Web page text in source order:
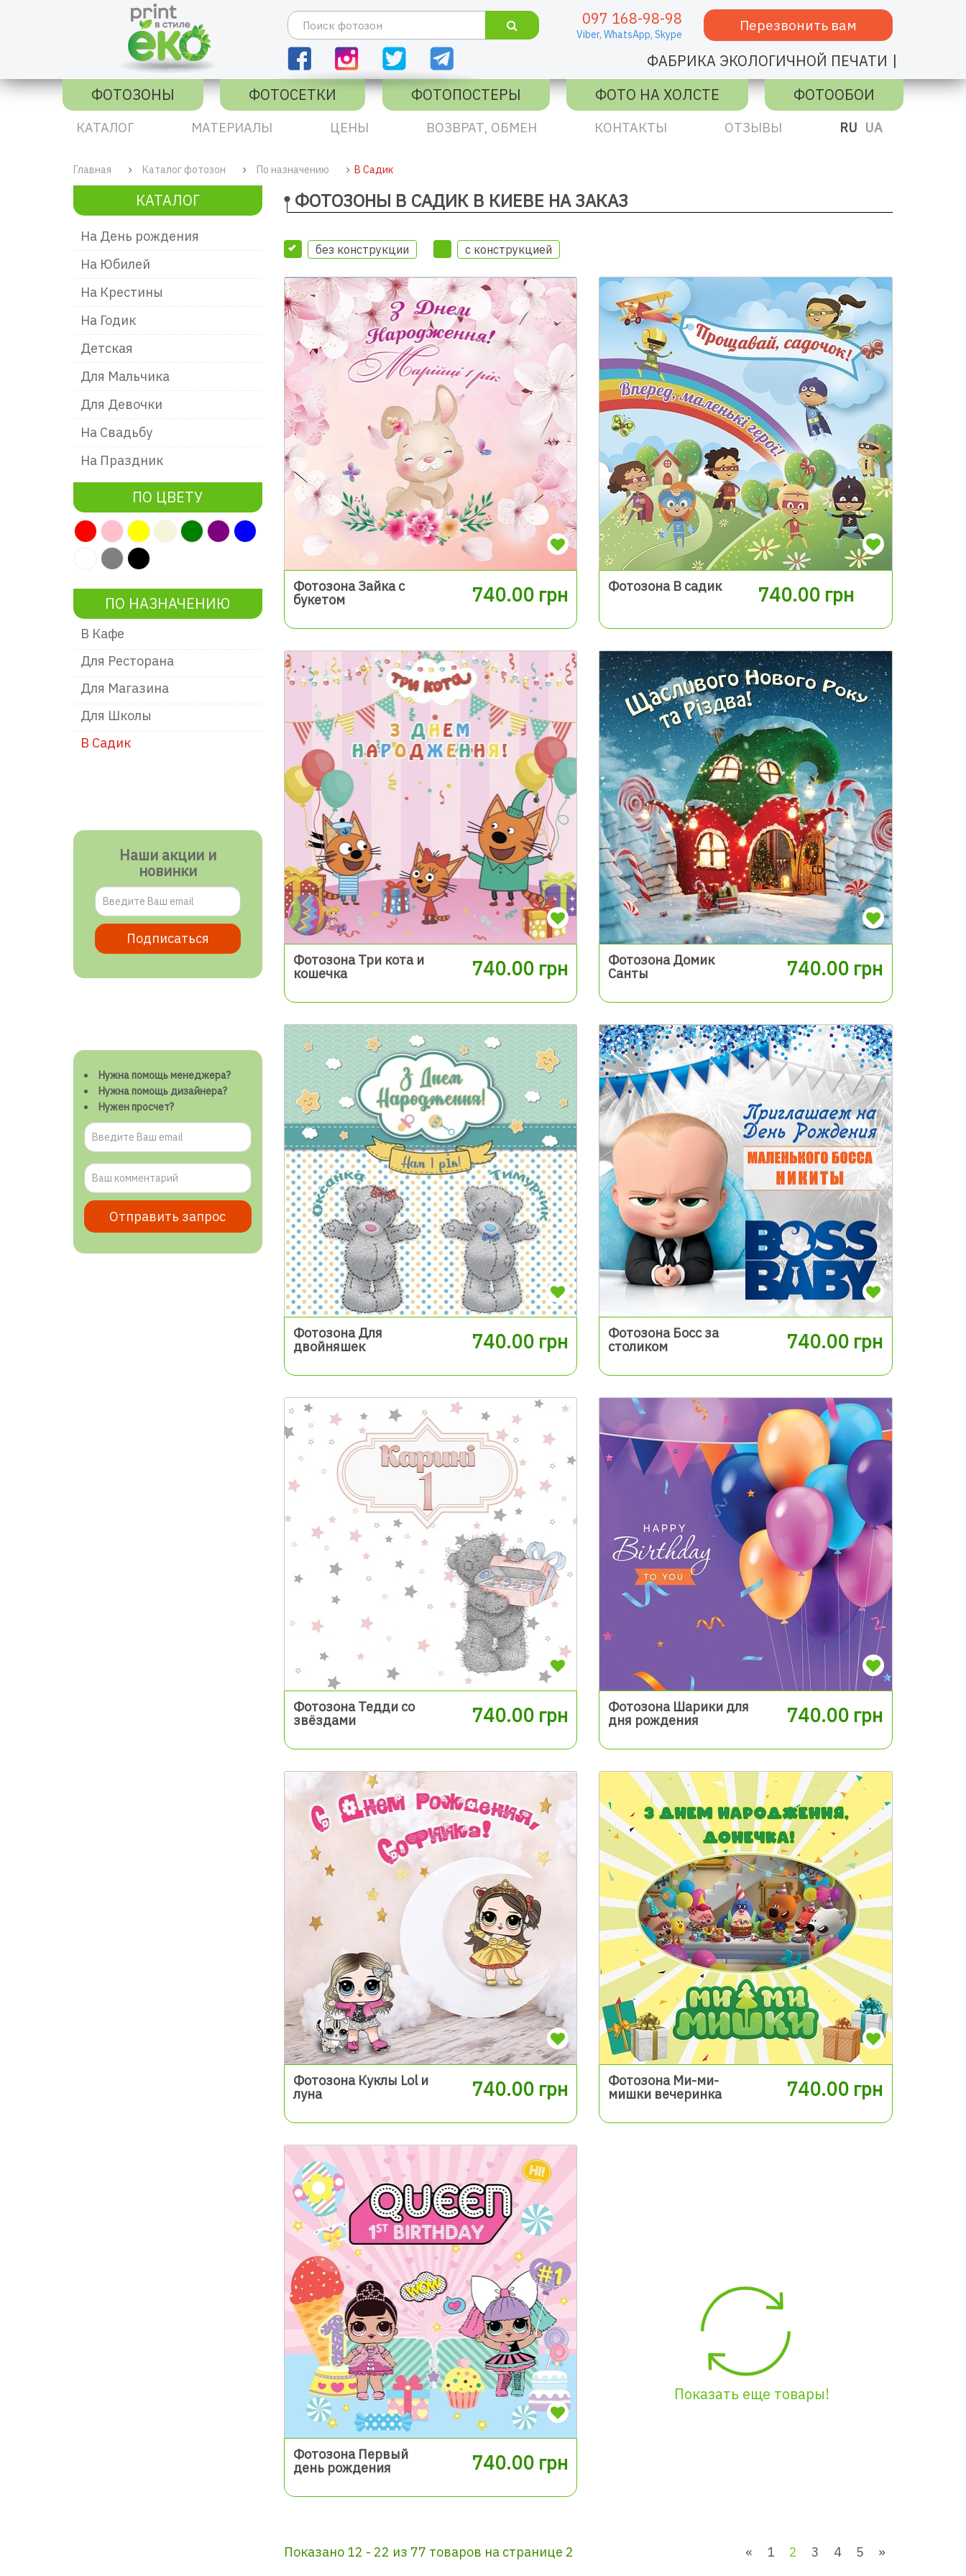
097 168-98-98
Viber, WhatsApp, Skype
Перезвонить вам
ФАБРИКА ЭКОЛОГИЧНОЙ ПЕЧАТИ |
ФОТОЗОНЫ
ФОТОСЕТКИ ФОТОПОСТЕРЫ ФОТО НА ХОЛСТЕ ФОТООБОИ
КАТАЛОГ МАТЕРИАЛЫ ЦЕНЫ ВОЗВРАТ, ОБМЕН КОНТАКТЫ ОТЗЫВЫ RU UA
Главная Каталог фотозон По назначению В Садик
КАТАЛОГ
На День рождения
На Юбилей
На Крестины
На Годик
Детская
Для Мальчика
Для Девочки
На Свадьбу
На Праздник
ПО ЦВЕТУ
ПО НАЗНАЧЕНИЮ
В Кафе
Для Ресторана
Для Магазина
Для Школы
В Садик
Наши акции и
новинки
Подписаться
Нужна помощь менеджера?
Нужна помощь дизайнера?
Нужен просчет?
Отправить запрос
ФОТОЗОНЫ В САДИК В КИЕВЕ НА ЗАКАЗ
без конструкции с конструкцией
Фотозона Зайка с
букетом
740.00 грн Фотозона В садик 740.00 грн
Фотозона Три кота и
кошечка
740.00 грн
Фотозона Домик
Санты
740.00 грн
Фотозона Для
двойняшек
740.00 грн
Фотозона Босс за
столиком
740.00 грн
Фотозона Тедди со
звёздами
740.00 грн
Фотозона Шарики для
дня рождения
740.00 грн
Фотозона Куклы Lol и
луна
740.00 грн
Фотозона Ми-ми-
мишки вечеринка
740.00 грн
Фотозона Первый
день рождения
740.00 грн
Показать еще товары!
Показано 12 - 22 из 77 товаров на странице 2 « 1 2 3 4 5 »